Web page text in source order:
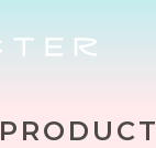
PRODUCT